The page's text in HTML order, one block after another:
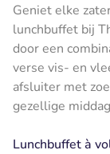
Geniet elke
lunchbuffet bij
door een
verse vis- en
afsluiter met
gezellige
Lunchbuffet à